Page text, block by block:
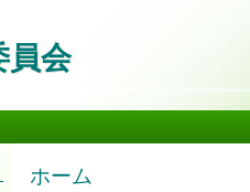
員会
現在地
ホーム